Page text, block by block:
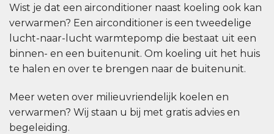
Wist je dat een airconditioner naast koeling ook kan
verwarmen? Een airconditioner is een tweedelige
lucht-naar-lucht warmtepomp die bestaat uit een
binnen- en een buitenunit. Om koeling uit het huis
te halen en over te brengen naar de buitenunit.
Meer weten over milieuvriendelijk koelen en
verwarmen? Wij staan u bij met gratis advies en
begeleiding.